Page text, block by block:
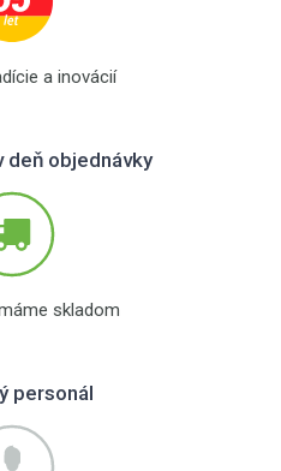
a inovácií
deň objednávky
skladom
personál